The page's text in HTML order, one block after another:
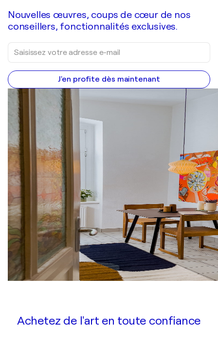
Nouvelles œuvres, coups de cœur de nos
conseillers, fonctionnalités exclusives.
J'en profite dès maintenant
Achetez de l'art en toute confiance